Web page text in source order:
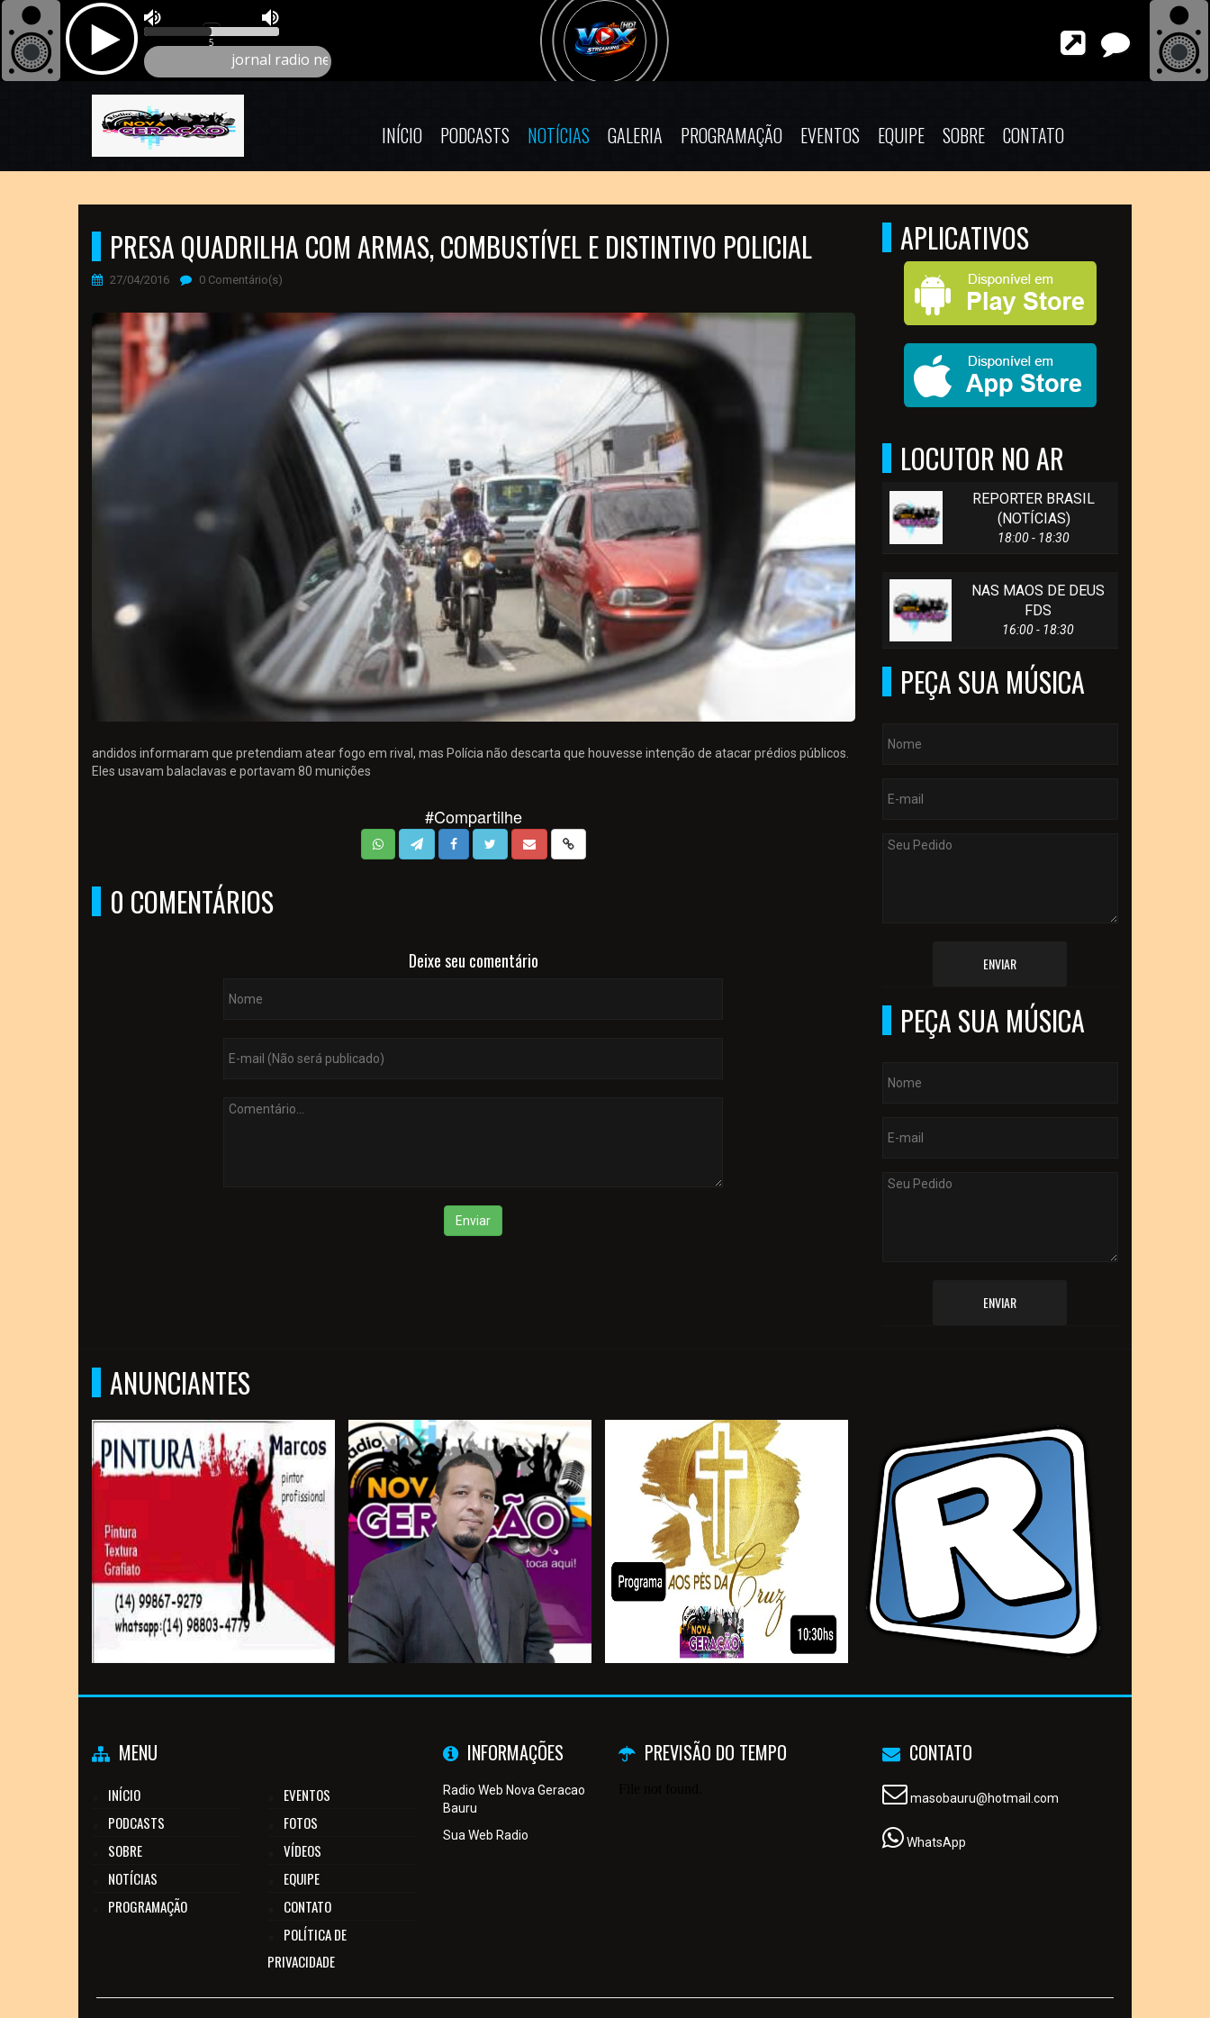
INÍCIO PODCASTS NOTÍCIAS GALERIA PROGRAMAÇÃO EVENTOS EQUIPE SOBRE CONTATO
PRESA QUADRILHA COM ARMAS, COMBUSTÍVEL E DISTINTIVO POLICIAL
27/04/2016 0 Comentário(s)
andidos informaram que pretendiam atear fogo em rival, mas Polícia não descarta que houvesse intenção de atacar prédios públicos.
Eles usavam balaclavas e portavam 80 munições
#Compartilhe
0 COMENTÁRIOS
Deixe seu comentário
Enviar
APLICATIVOS
LOCUTOR NO AR
REPORTER BRASIL
(NOTÍCIAS)
18:00 - 18:30
NAS MAOS DE DEUS
FDS
16:00 - 18:30
PEÇA SUA MÚSICA
ENVIAR
PEÇA SUA MÚSICA
ENVIAR
ANUNCIANTES
MENU
INÍCIO
PODCASTS
SOBRE
NOTÍCIAS
PROGRAMAÇÃO
EVENTOS
FOTOS
VÍDEOS
EQUIPE
CONTATO
POLÍTICA DE
PRIVACIDADE
INFORMAÇÕES
Radio Web Nova Geracao
Bauru
Sua Web Radio
PREVISÃO DO TEMPO CONTATO
masobauru@hotmail.com
WhatsApp